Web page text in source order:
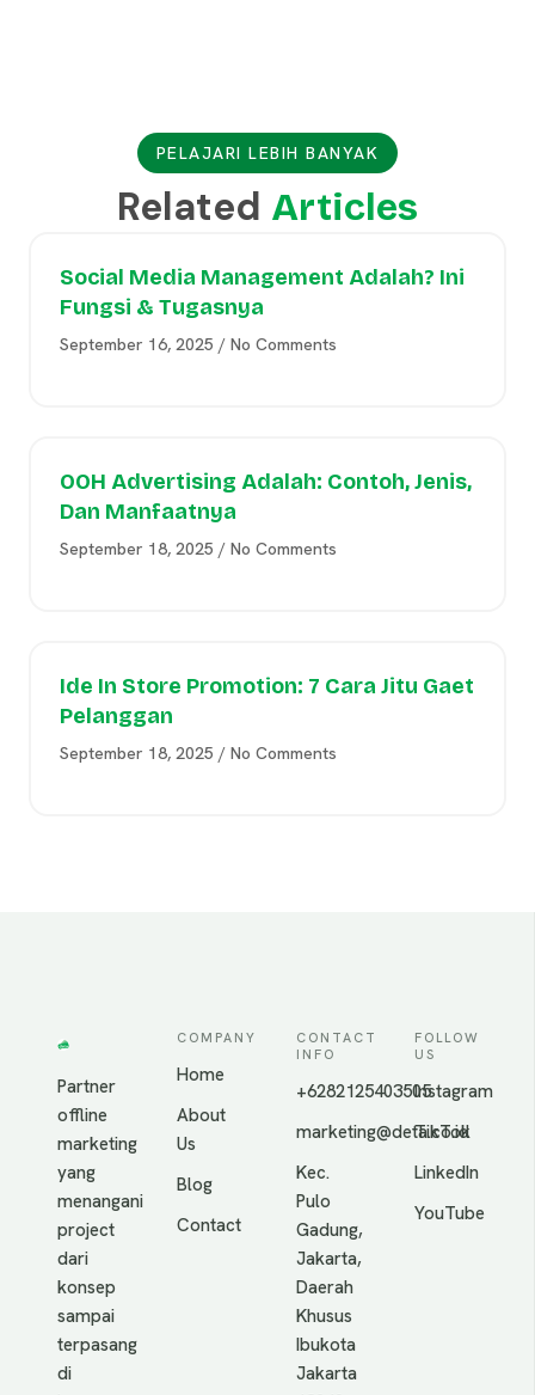
PELAJARI LEBIH BANYAK
Related Articles
Social Media Management Adalah? Ini
Fungsi & Tugasnya
September 16, 2025 No Comments
OOH Advertising Adalah: Contoh, Jenis,
Dan Manfaatnya
September 18, 2025 No Comments
Ide In Store Promotion: 7 Cara Jitu Gaet
Pelanggan
September 18, 2025 No Comments
Partner
offline
marketing
yang
menangani
project
dari
konsep
sampai
terpasang
di
COMPANY
Home
About
Us
Blog
Contact
CONTACT
INFO
+6282125403505
marketing@deta.co.id
Kec.
Pulo
Gadung,
Jakarta,
Daerah
Khusus
Ibukota
Jakarta
FOLLOW
US
Instagram
TikTok
LinkedIn
YouTube